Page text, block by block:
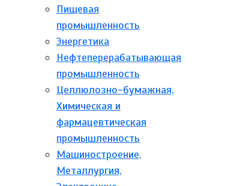
Пищевая
промышленность
Энергетика
Нефтеперерабатывающая
промышленность
Целлюлозно-бумажная,
Химическая и
фармацевтическая
промышленность
Машиностроение,
Металлургия,